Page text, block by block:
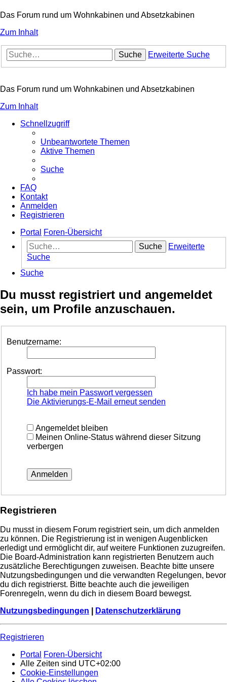
Das Forum rund um Wohnkabinen und Absetzkabinen
Zum Inhalt
Suche Erweiterte Suche
Das Forum rund um Wohnkabinen und Absetzkabinen
Zum Inhalt
Schnellzugriff
Unbeantwortete Themen
Aktive Themen
Suche
FAQ
Kontakt
Anmelden
Registrieren
Portal
Foren-Übersicht
Suche
Erweiterte
Suche
Suche
Du musst registriert und angemeldet
sein, um Profile anzuschauen.
Benutzername:
Passwort:
Ich habe mein Passwort vergessen
Die Aktivierungs-E-Mail erneut senden
Angemeldet bleiben
Meinen Online-Status während dieser Sitzung
verbergen
Registrieren
Du musst in diesem Forum registriert sein, um dich anmelden
zu können. Die Registrierung ist in wenigen Augenblicken
erledigt und ermöglicht dir, auf weitere Funktionen zuzugreifen.
Die Board-Administration kann registrierten Benutzern auch
zusätzliche Berechtigungen zuweisen. Beachte bitte unsere
Nutzungsbedingungen und die verwandten Regelungen, bevor
du dich registrierst. Bitte beachte auch die jeweiligen
Forenregeln, wenn du dich in diesem Board bewegst.
Nutzungsbedingungen
Datenschutzerklärung
Registrieren
Portal Foren-Übersicht
Alle Zeiten sind UTC+02:00
Cookie-Einstellungen